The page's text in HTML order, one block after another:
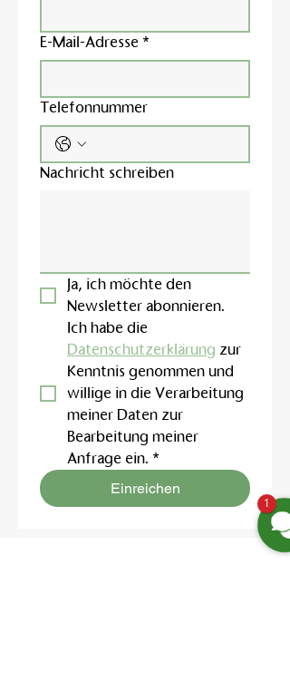
E-Mail-Adresse *
Telefonnummer
Nachricht schreiben
Ja, ich möchte den
Newsletter abonnieren.
Datenschutzerklärung zur
Kenntnis genommen und
willige in die Verarbeitung
meiner Daten zur
Bearbeitung meiner
Anfrage ein. *
Einreichen
1